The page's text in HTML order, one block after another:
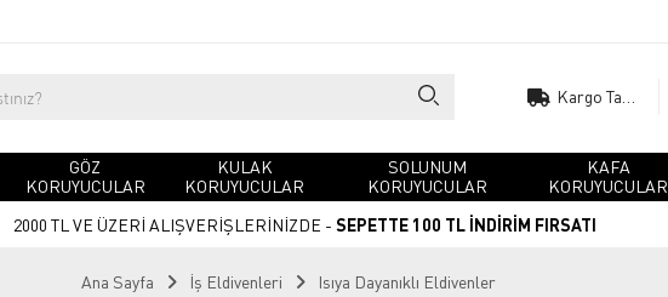
GÖZ
KORUYUCULAR
KULAK
KORUYUCULAR
SOLUNUM
KORUYUCULAR
KAFA
KORUYUCULAR
2000 TL VE ÜZERİ ALIŞVERİŞLERİNİZDE - SEPETTE 100 TL İNDİRİM FIRSATI
Ana Sayfa İş Eldivenleri Isıya Dayanıklı Eldivenler